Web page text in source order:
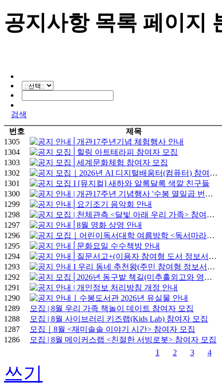
공지사항 목록 페이지
검색
번호
제목
1305
안내│개관17주년기념 체험행사 안내
1304
모집│힐링 아트테라피 참여자 모집
1303
모집│세계문화체험 참여자 모집
1302
모집｜2026년 AI 디지털배움터(컴퓨터) 참여자 모집 안내
1301
모집 I [뮤지컬] 새하와 알록달록 색깔 친구들
1300
안내 | 개관17주년 기념행사 '수봉 열일곱 번째 북 다이브' 안내
1299
안내│요기조기 음악회 안내
1298
모집 | 천체관측 <달빛 아래 우리 가족> 참여자 모집
1297
안내│8월 영화 상영 안내
1296
모집｜어린이독서대학 여름방학 <독서마라톤> 참여자 모집
1295
안내│문화요일 수수책방 안내
1294
안내│질문서고+(이용자 참여형 도서 정보서비스) 참여
1293
안내 I 우리 동네 추천왕(주민 참여형 정보서비스) 참여
1292
모집│2026년 동구밭 책길(미추홀외고와 영어책 읽기) 참여자 모집
1291
안내 | 개인정보 처리방침 개정 안내
1290
안내ㅣ수봉도서관 2026년 유실물 안내
1289
모집 | 8월 우리 가족 책놀이 데이트 참여자 모집
1288
모집 | 8월 사이브러리 키즈랩(Kids Lab) 참여자 모집
1287
모집｜8월 <재미솔솔 이야기 시간> 참여자 모집
1286
모집 | 8월 메이커스랩 <친절한 서빙로봇> 참여자 모집
1
2 3 4
쓰기